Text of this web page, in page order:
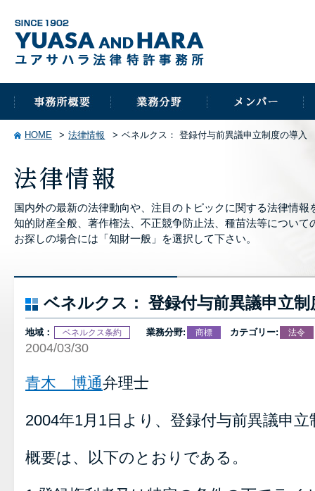
HOME 法律情報 ベネルクス： 登録付与前異議申立制度の導入
国内外の最新の法律動向や、注目のトピックに関する法律情報
知的財産全般、著作権法、不正競争防止法、種苗法等について
お探しの場合には「知財一般」を選択して下さい。
ベネルクス： 登録付与前異議申立制
地域： ベネルクス条約 業務分野: 商標 カテゴリー: 法令
2004/03/30
青木 博通弁理士
2004年1月1日より、登録付与前異議申
概要は、以下のとおりである。